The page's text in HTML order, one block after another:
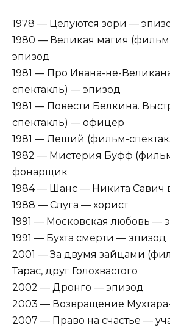
1978 — Целуются зори —
1980 — Великая магия
эпизод
1981 — Про Ивана-не-
спектакль) — эпизод
1981 — Повести Белкина.
спектакль) — офицер
1981 — Леший (фильм-
1982 — Мистерия Буфф
фонарщик
1984 — Шанс — Никита Савич
1988 — Слуга — хорист
1991 — Московская любовь —
1991 — Бухта смерти — эпизод
2001 — За двумя зайцами
Тарас, друг Голохвастого
2002 — Дронго — эпизод
2003 — Возвращение
2007 — Право на счастье —